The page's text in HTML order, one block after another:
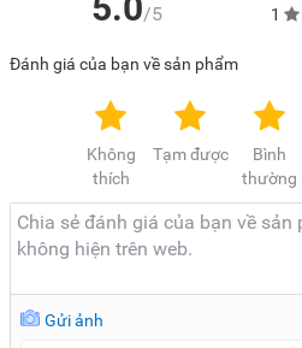
/5
1
Đánh giá của bạn về sản phẩm
Bình
thường
Tạm được
Không
thích
Gửi ảnh